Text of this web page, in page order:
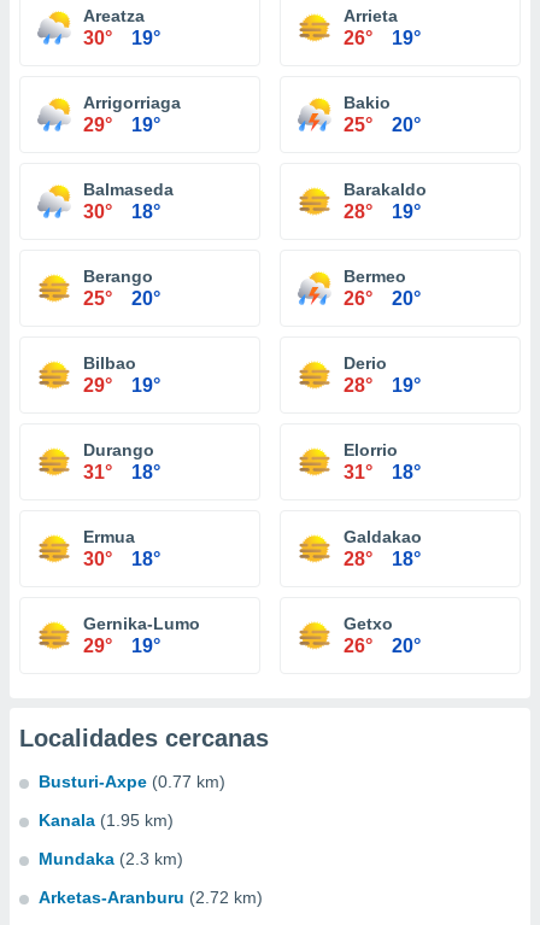
Areatza
30° 19°
Arrieta
26° 19°
Arrigorriaga
29° 19°
Bakio
25° 20°
Balmaseda
30° 18°
Barakaldo
28° 19°
Berango
25° 20°
Bermeo
26° 20°
Bilbao
29° 19°
Derio
28° 19°
Durango
31° 18°
Elorrio
31° 18°
Ermua
30° 18°
Galdakao
28° 18°
Gernika-Lumo
29° 19°
Getxo
26° 20°
Localidades cercanas
Busturi-Axpe (0.77 km)
Kanala (1.95 km)
Mundaka (2.3 km)
Arketas-Aranburu (2.72 km)